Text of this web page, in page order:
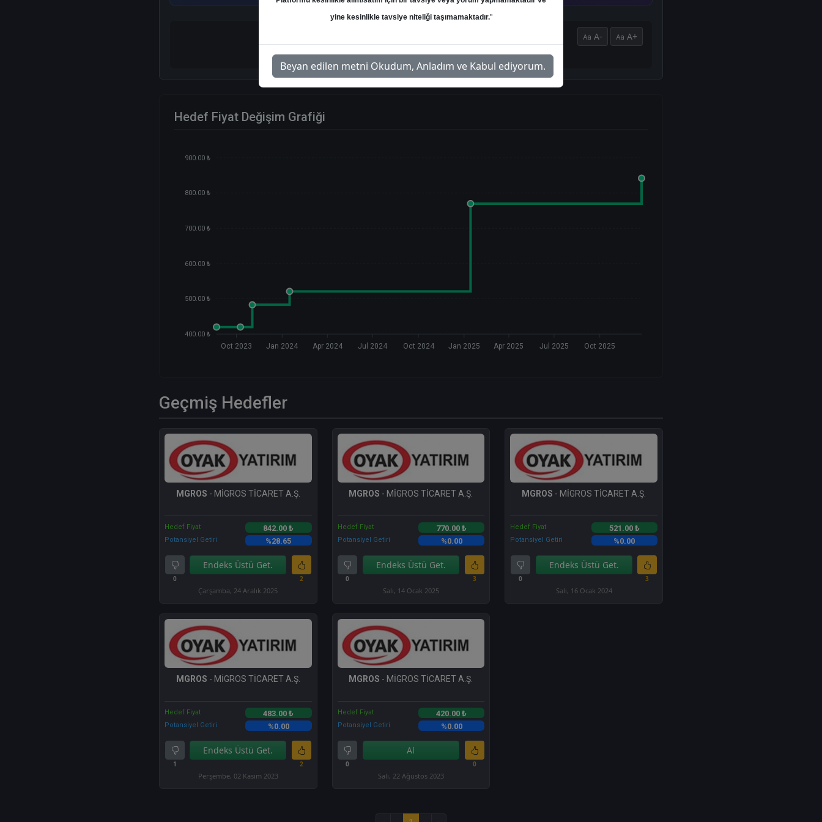
A- A+
Hedef Fiyat Değişim Grafiği
900.00 ₺
800.00 ₺
700.00 ₺
600.00 ₺
500.00 ₺
400.00 ₺
Oct 2023 Jan 2024 Apr 2024 Jul 2024 Oct 2024 Jan 2025 Apr 2025 Jul 2025 Oct 2025
Geçmiş Hedefler
MGROS - MİGROS TİCARET A.Ş.
Hedef Fiyat 842.00 ₺
Potansiyel Getiri %28.65
0
Endeks Üstü Get.
2
Çarşamba, 24 Aralık 2025
MGROS - MİGROS TİCARET A.Ş.
Hedef Fiyat 770.00 ₺
Potansiyel Getiri %0.00
0
Endeks Üstü Get.
3
Salı, 14 Ocak 2025
MGROS - MİGROS TİCARET A.Ş.
Hedef Fiyat 521.00 ₺
Potansiyel Getiri %0.00
0
Endeks Üstü Get.
3
Salı, 16 Ocak 2024
MGROS - MİGROS TİCARET A.Ş.
Hedef Fiyat 483.00 ₺
Potansiyel Getiri %0.00
1
Endeks Üstü Get.
2
Perşembe, 02 Kasım 2023
MGROS - MİGROS TİCARET A.Ş.
Hedef Fiyat 420.00 ₺
Potansiyel Getiri %0.00
0
Al
0
Salı, 22 Ağustos 2023
yine kesinlikle tavsiye niteliği taşımamaktadır."
Beyan edilen metni Okudum, Anladım ve Kabul ediyorum.